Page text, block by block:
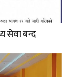
सेवा बन्द